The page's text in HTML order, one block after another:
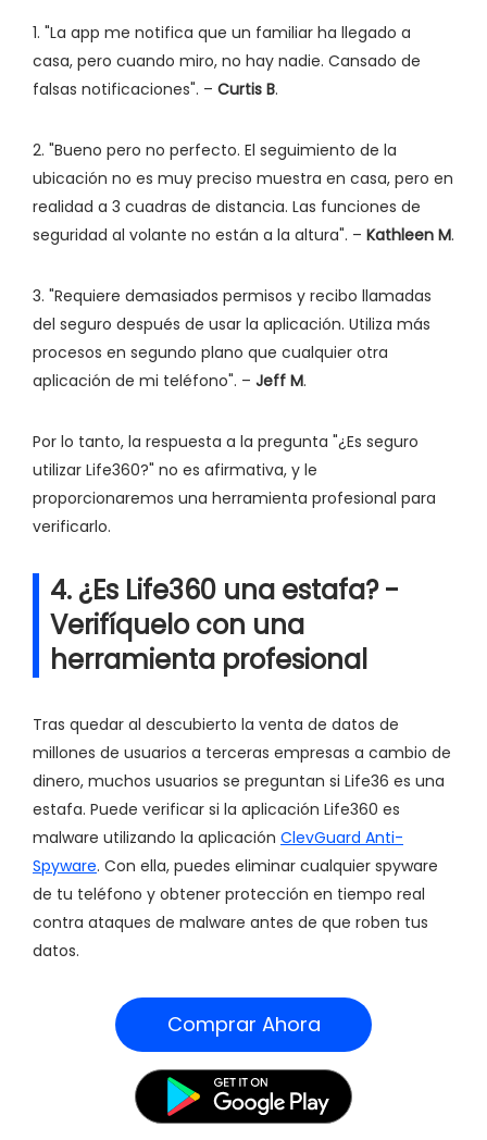
1. "La app me notifica que un familiar ha llegado a
casa, pero cuando miro, no hay nadie. Cansado de
falsas notificaciones". – Curtis B.
2. "Bueno pero no perfecto. El seguimiento de la
ubicación no es muy preciso muestra en casa, pero en
realidad a 3 cuadras de distancia. Las funciones de
seguridad al volante no están a la altura". – Kathleen M.
3. "Requiere demasiados permisos y recibo llamadas
del seguro después de usar la aplicación. Utiliza más
procesos en segundo plano que cualquier otra
aplicación de mi teléfono". – Jeff M.
Por lo tanto, la respuesta a la pregunta "¿Es seguro
utilizar Life360?" no es afirmativa, y le
proporcionaremos una herramienta profesional para
verificarlo.
4. ¿Es Life360 una estafa? -
Verifíquelo con una
herramienta profesional
Tras quedar al descubierto la venta de datos de
millones de usuarios a terceras empresas a cambio de
dinero, muchos usuarios se preguntan si Life36 es una
estafa. Puede verificar si la aplicación Life360 es
malware utilizando la aplicación ClevGuard Anti-
Spyware. Con ella, puedes eliminar cualquier spyware
de tu teléfono y obtener protección en tiempo real
contra ataques de malware antes de que roben tus
datos.
Comprar Ahora